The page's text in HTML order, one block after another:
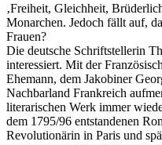
‚Freiheit, Gleichheit,
Monarchen. Jedoch fällt auf,
Frauen?
Die deutsche Schriftstellerin
interessiert. Mit der
Ehemann, dem Jakobiner
Nachbarland Frankreich
literarischen Werk immer
dem 1795/96 entstandenen
Revolutionärin in Paris und